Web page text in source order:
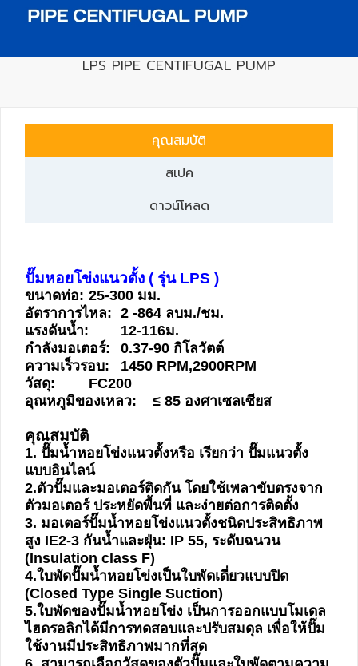
น้ำ
Analyzer
Sensors)
PNEUMATIC
HYDRAULIC
POWER
TRANSMISSION
(มอเตอร์
และ
ระบบ
ส่ง
กำลัง)
CONVEYOR
(โซ่
และ
สายพาน
ลำเลียง
รวม
LPS PIPE CENTIFUGAL PUMP
คุณสมบัติ
สเปค
ดาวน์โหลด
ปั๊มหอยโข่งแนวตั้ง ( รุ่น LPS )
ขนาดท่อ: 25-300 มม.
อัตราการไหล: 2 -864 ลบม./ชม.
แรงดันน้ำ:
12-116ม.
กำลังมอเตอร์:
0.37-90 กิโลวัตต์
ความเร็วรอบ:
1450 RPM,2900RPM
วัสดุ:
FC200
อุณหภูมิของเหลว:
≤ 85 องศาเซลเซียส
คุณสมบัติ
1. ปั๊มน้ำหอยโข่งแนวตั้งหรือ เรียกว่า ปั๊มแนวตั้ง
แบบอินไลน์
2.ตัวปั๊มและมอเตอร์ติดกัน โดยใช้เพลาขับตรงจาก
ตัวมอเตอร์ ประหยัดพื้นที่ และง่ายต่อการติดตั้ง
3. มอเตอร์ปั๊มน้ำหอยโข่งแนวตั้งชนิดประสิทธิภาพ
สูง IE2-3 กันน้ำและฝุ่น: IP 55, ระดับฉนวน
(Insulation class F)
4.ใบพัดปั๊มน้ำหอยโข่งเป็นใบพัดเดี่ยวแบบปิด
(Closed Type Single Suction)
5.ใบพัดของปั๊มน้ำหอยโข่ง เป็นการออกแบบโมเดล
ไฮดรอลิกได้มีการทดสอบและปรับสมดุล เพื่อให้ปั๊ม
ใช้งานมีประสิทธิภาพมากที่สุด